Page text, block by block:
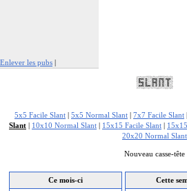
Enlever les pubs |
5x5 Facile Slant | 5x5 Normal Slant | 7x7 Facile Slant |
Slant | 10x10 Normal Slant | 15x15 Facile Slant |
20x20 Normal Slant
Nouveau casse-tête
Ce mois-ci
Cette